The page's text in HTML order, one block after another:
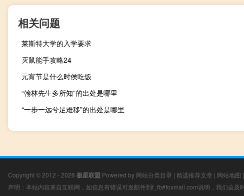
相关问题
莱斯特大学的入学要求
灭鼠能手攻略24
元宵节是什么时侯吃饭
“翰林先生多所知”的出处是哪里
“一步一远兮足难移”的出处是哪里
Copyright © 2012 - 2026 极星联盟 Powered by 网站分类目录 | 精选推荐文章 | 网站地图 |
声明：本站内容来自互联网，如信息有错误可发邮件到f_fb#foxmail.com说明，我们会及